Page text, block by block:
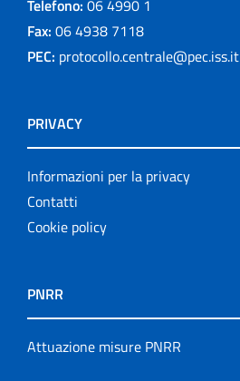
Telefono: 06 4990 1
Fax: 06 4938 7118
PEC: protocollo.centrale@pec.iss.it
PRIVACY
Informazioni per la privacy
Contatti
Cookie policy
PNRR
Attuazione misure PNRR